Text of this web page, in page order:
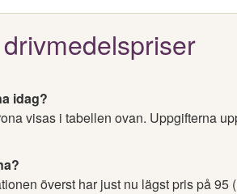
idag?
visas i tabellen ovan. Uppgifterna
överst har just nu lägst pris på